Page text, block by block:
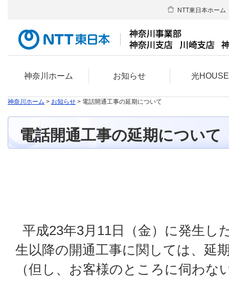
神奈川ホーム お知らせ 光HOUSE
NTT東日本ホーム
神奈川ホーム > お知らせ > 電話開通工事の延期について
電話開通工事の延期について
平成23年3月11日（金）に発生し
生以降の開通工事に関しては、延
（但し、お客様のところに伺わな